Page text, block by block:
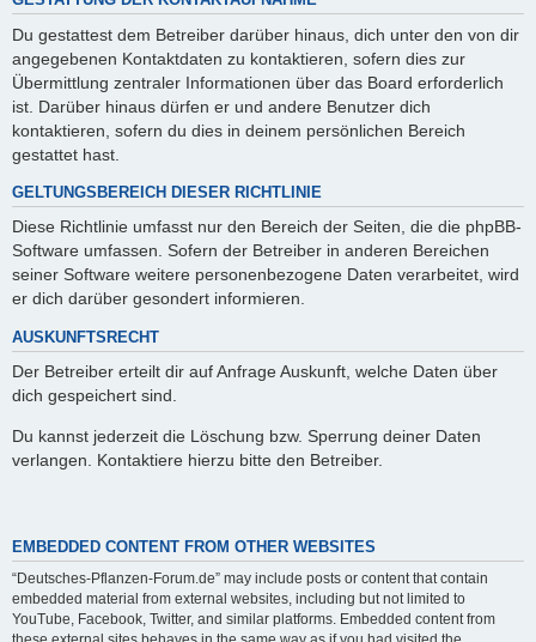
Du gestattest dem Betreiber darüber hinaus, dich unter den von dir
angegebenen Kontaktdaten zu kontaktieren, sofern dies zur
Übermittlung zentraler Informationen über das Board erforderlich
ist. Darüber hinaus dürfen er und andere Benutzer dich
kontaktieren, sofern du dies in deinem persönlichen Bereich
gestattet hast.
GELTUNGSBEREICH DIESER RICHTLINIE
Diese Richtlinie umfasst nur den Bereich der Seiten, die die phpBB-
Software umfassen. Sofern der Betreiber in anderen Bereichen
seiner Software weitere personenbezogene Daten verarbeitet, wird
er dich darüber gesondert informieren.
AUSKUNFTSRECHT
Der Betreiber erteilt dir auf Anfrage Auskunft, welche Daten über
dich gespeichert sind.
Du kannst jederzeit die Löschung bzw. Sperrung deiner Daten
verlangen. Kontaktiere hierzu bitte den Betreiber.
EMBEDDED CONTENT FROM OTHER WEBSITES
“Deutsches-Pflanzen-Forum.de” may include posts or content that contain
embedded material from external websites, including but not limited to
YouTube, Facebook, Twitter, and similar platforms. Embedded content from